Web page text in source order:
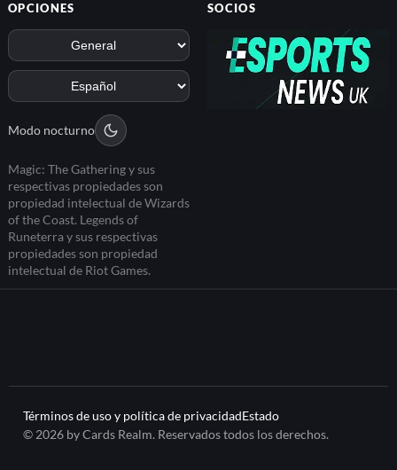
OPCIONES
Modo nocturno
Magic: The Gathering y sus
respectivas propiedades son
propiedad intelectual de Wizards
of the Coast. Legends of
Runeterra y sus respectivas
propiedades son propiedad
intelectual de Riot Games.
SOCIOS
Términos de uso y política de privacidadEstado
© 2026 by Cards Realm. Reservados todos los derechos.